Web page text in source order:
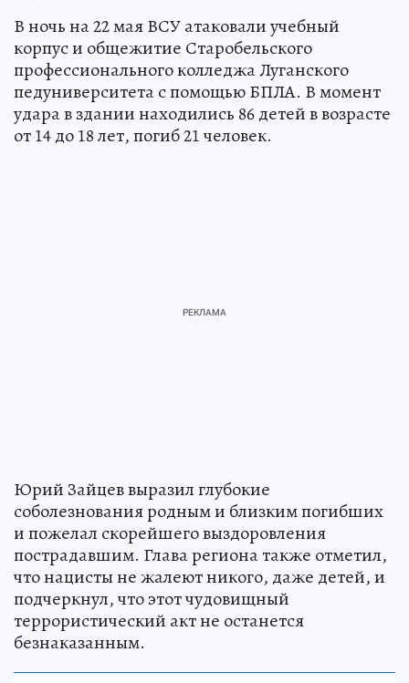
В ночь на 22 мая ВСУ атаковали учебный
корпус и общежитие Старобельского
профессионального колледжа Луганского
педуниверситета с помощью БПЛА. В момент
удара в здании находились 86 детей в возрасте
от 14 до 18 лет, погиб 21 человек.
Юрий Зайцев выразил глубокие
соболезнования родным и близким погибших
и пожелал скорейшего выздоровления
пострадавшим. Глава региона также отметил,
что нацисты не жалеют никого, даже детей, и
подчеркнул, что этот чудовищный
террористический акт не останется
безнаказанным.